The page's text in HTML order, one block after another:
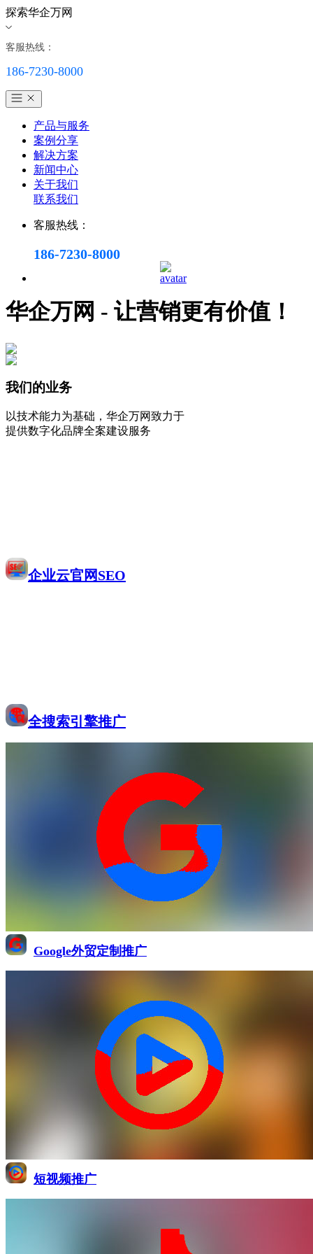
探索华企万网
客服热线：
186-7230-8000
产品与服务
案例分享
解决方案
新闻中心
关于我们
联系我们
客服热线：
186-7230-8000
华企万网 - 让营销更有价值！
我们的业务
以技术能力为基础，华企万网致力于
提供数字化品牌全案建设服务
企业云官网SEO
全搜索引擎推广
Google外贸定制推广
短视频推广